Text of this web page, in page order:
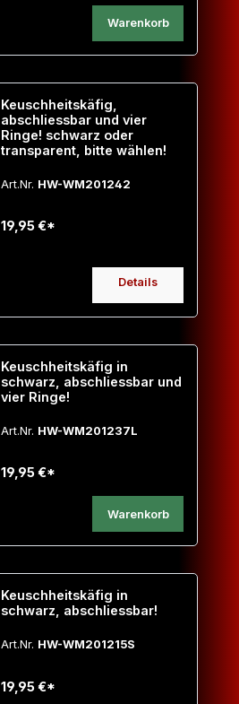
Warenkorb
Keuschheitskäfig,
abschliessbar und vier
Ringe! schwarz oder
transparent, bitte wählen!
Art.Nr. HW-WM201242
19,95 €*
Details
Keuschheitskäfig in
schwarz, abschliessbar und
vier Ringe!
Art.Nr. HW-WM201237L
19,95 €*
Warenkorb
Keuschheitskäfig in
schwarz, abschliessbar!
Art.Nr. HW-WM201215S
19,95 €*